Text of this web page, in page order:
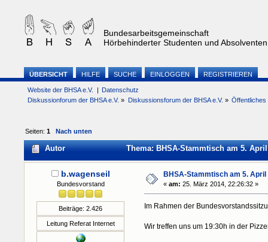
Bundesarbeitsgemeinschaft
Hörbehinderter Studenten und
ÜBERSICHT HILFE SUCHE EINLOGGEN REGISTRIEREN
Website der BHSA e.V. | Datenschutz
Diskussionforum der BHSA e.V. » Diskussionsforum der BHSA e.V. » Öffentliches
Seiten:1 Nach unten
Autor Thema: BHSA-Stammtisch am 5.
b.wagenseil
Bundesvorstand
Beiträge: 2.426
Leitung Referat Internet
BHSA-Stammtisch am 5.
« am: 25. März 2014, 22:26:32 »
Im Rahmen der
Wir treffen uns um 19:30h in der